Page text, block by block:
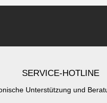
SERVICE-HOTLINE
Unterstützung und